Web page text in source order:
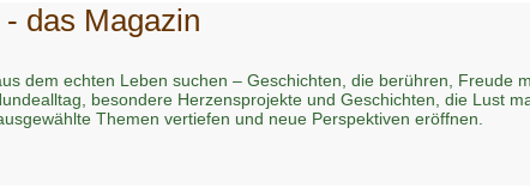
das Magazin
dem echten Leben suchen – Geschichten, die berühren, Freude
besondere Herzensprojekte und Geschichten, die Lust
Themen vertiefen und neue Perspektiven eröffnen.